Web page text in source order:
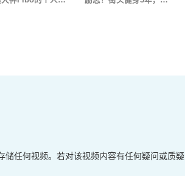
任何视频。若对该视频内容有任何疑问或质